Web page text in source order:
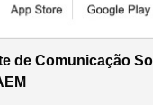
de Comunicação